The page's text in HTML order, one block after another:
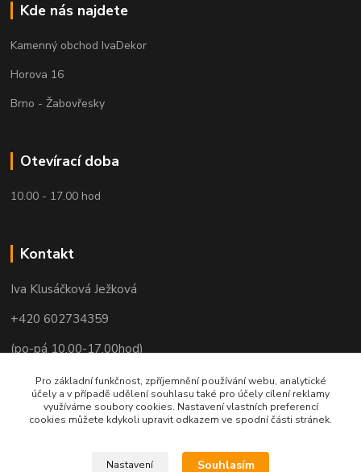
Kde nás najdete
Kamenný obchod IvaDekor
Horova 16
Brno - Žabovřesky
Otevírací doba
10.00 - 17.00 hod
Kontakt
Iva Klusáčková Ježková
+420 602734359
(po-pá 10.00-17.00hod)
iva@ivadekor.cz
Pro základní funkčnost, zpříjemnění používání webu, analytické
účely a v případě udělení souhlasu také pro účely cílení reklamy
využíváme soubory cookies. Nastavení vlastních preferencí
cookies můžete kdykoli upravit odkazem ve spodní části stránek.
Nastavení Souhlasím